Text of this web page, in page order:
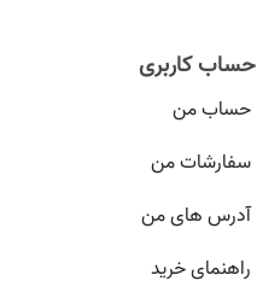
حساب کاربری
حساب من
سفارشات من
آدرس های من
راهنمای خرید